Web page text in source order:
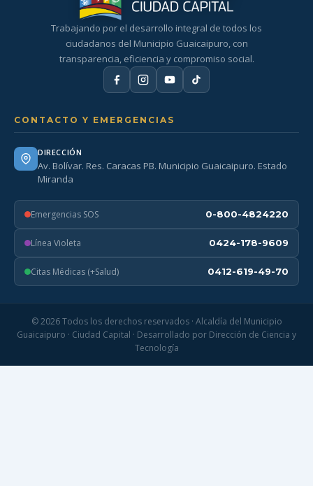
Trabajando por el desarrollo integral de todos los
ciudadanos del Municipio Guaicaipuro, con
transparencia, eficiencia y compromiso social.
CONTACTO Y EMERGENCIAS
DIRECCIÓN
Av. Bolívar. Res. Caracas PB. Municipio Guaicaipuro. Estado
Miranda
Emergencias SOS 0-800-4824220
Línea Violeta 0424-178-9609
Citas Médicas (+Salud) 0412-619-49-70
© 2026 Todos los derechos reservados · Alcaldía del Municipio
Guaicaipuro · Ciudad Capital · Desarrollado por Dirección de Ciencia y
Tecnología